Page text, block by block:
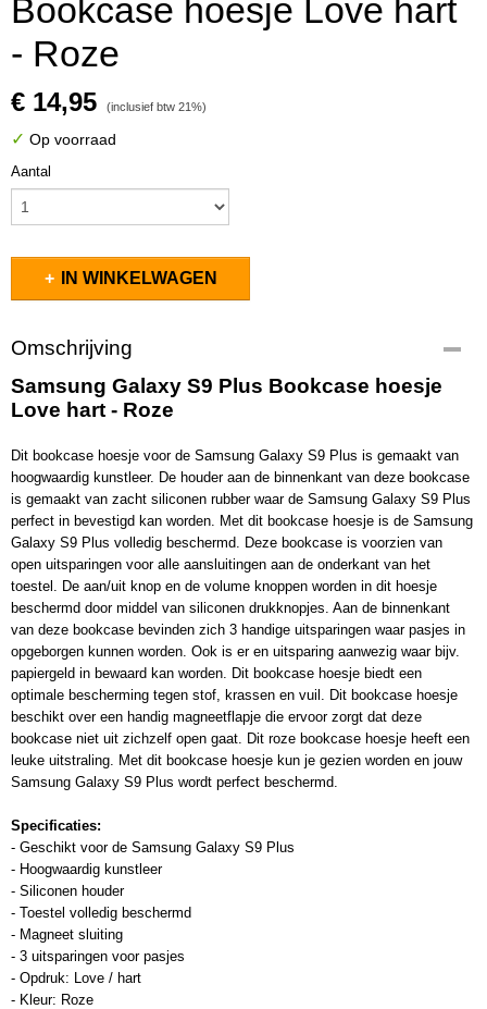
Bookcase hoesje Love hart
- Roze
€ 14,95 (inclusief btw 21%)
✓ Op voorraad
Aantal
IN WINKELWAGEN
Omschrijving
Samsung Galaxy S9 Plus Bookcase hoesje
Love hart - Roze
Dit bookcase hoesje voor de Samsung Galaxy S9 Plus is gemaakt van
hoogwaardig kunstleer. De houder aan de binnenkant van deze bookcase
is gemaakt van zacht siliconen rubber waar de Samsung Galaxy S9 Plus
perfect in bevestigd kan worden. Met dit bookcase hoesje is de Samsung
Galaxy S9 Plus volledig beschermd. Deze bookcase is voorzien van
open uitsparingen voor alle aansluitingen aan de onderkant van het
toestel. De aan/uit knop en de volume knoppen worden in dit hoesje
beschermd door middel van siliconen drukknopjes. Aan de binnenkant
van deze bookcase bevinden zich 3 handige uitsparingen waar pasjes in
opgeborgen kunnen worden. Ook is er en uitsparing aanwezig waar bijv.
papiergeld in bewaard kan worden. Dit bookcase hoesje biedt een
optimale bescherming tegen stof, krassen en vuil. Dit bookcase hoesje
beschikt over een handig magneetflapje die ervoor zorgt dat deze
bookcase niet uit zichzelf open gaat. Dit roze bookcase hoesje heeft een
leuke uitstraling. Met dit bookcase hoesje kun je gezien worden en jouw
Samsung Galaxy S9 Plus wordt perfect beschermd.
Specificaties:
- Geschikt voor de Samsung Galaxy S9 Plus
- Hoogwaardig kunstleer
- Siliconen houder
- Toestel volledig beschermd
- Magneet sluiting
- 3 uitsparingen voor pasjes
- Opdruk: Love / hart
- Kleur: Roze